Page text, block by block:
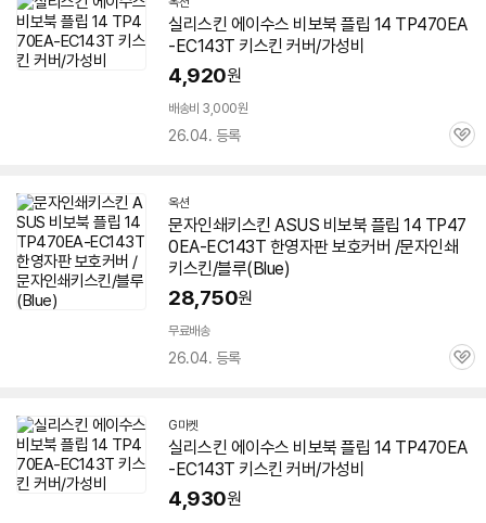
실리스킨 에이수스 비보북 플립 14 TP470EA
-EC143T 키스킨 커버/가성비
4,920원
배송비 3,000원
26.04. 등록
관
옥션
문자인쇄키스킨 ASUS 비보북 플립 14 TP47
0EA-EC143T 한영자판 보호커버 /문자인쇄
키스킨/블루(Blue)
28,750원
무료배송
26.04. 등록
관
G마켓
실리스킨 에이수스 비보북 플립 14 TP470EA
-EC143T 키스킨 커버/가성비
4,930원